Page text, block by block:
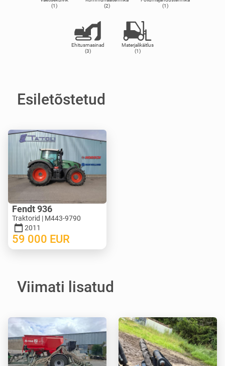
(1)
(2)
(1)
Ehitusmasinad
(3)
Materjalikäitlus
(1)
Esiletõstetud
Fendt 936
Traktorid | M443-9790
2011
59 000 EUR
Viimati lisatud